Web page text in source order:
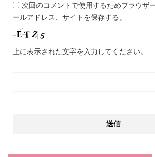
次回のコメントで使用するためブラウザ
ールアドレス、サイトを保存する。
上に表示された文字を入力してください。